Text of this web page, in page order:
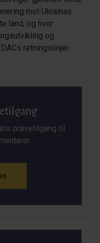
mot Ukrainas
land, og hvor
og
retningslinjer.
prøvetilgang til